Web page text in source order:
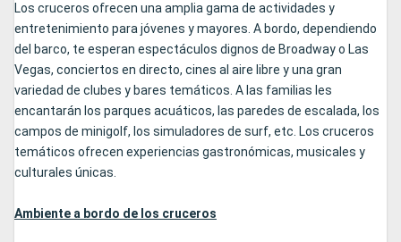
Los cruceros ofrecen una amplia gama de actividades y
entretenimiento para jóvenes y mayores. A bordo, dependiendo
del barco, te esperan espectáculos dignos de Broadway o Las
Vegas, conciertos en directo, cines al aire libre y una gran
variedad de clubes y bares temáticos. A las familias les
encantarán los parques acuáticos, las paredes de escalada, los
campos de minigolf, los simuladores de surf, etc. Los cruceros
temáticos ofrecen experiencias gastronómicas, musicales y
culturales únicas.
Ambiente a bordo de los cruceros